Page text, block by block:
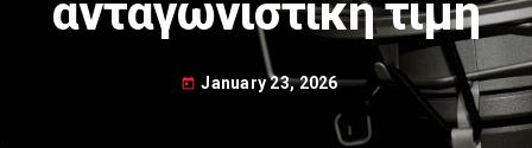
Διαγωνισμοί
ανταγωνιστική τιμή
today January 23, 2026